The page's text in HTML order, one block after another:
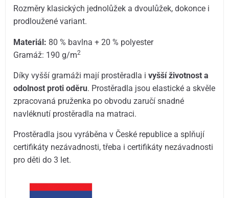
Rozměry klasických jednolůžek a dvoulůžek, dokonce i
prodloužené variant.
Materiál: 80 % bavlna + 20 % polyester
Gramáž: 190 g/m2
Díky vyšší gramáži mají prostěradla ivyšší životnost a
odolnost proti oděru. Prostěradla jsou elastické a skvěle
zpracovaná pruženka po obvodu zaručí snadné
navléknutí prostěradla na matraci.
Prostěradla jsou vyráběna v České republice a splňují
certifikáty nezávadnosti, třeba i certifikáty nezávadnosti
pro děti do 3 let.